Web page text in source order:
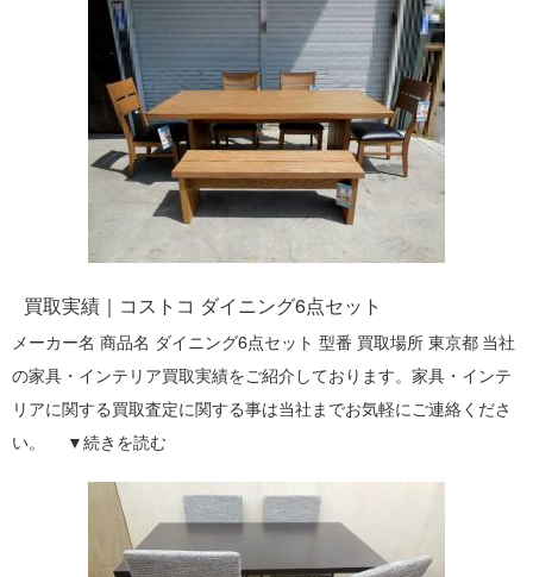
買取実績｜コストコ ダイニング6点セット
メーカー名 商品名 ダイニング6点セット 型番 買取場所 東京都 当社
の家具・インテリア買取実績をご紹介しております。家具・インテ
リアに関する買取査定に関する事は当社までお気軽にご連絡くださ
い。 ▼続きを読む